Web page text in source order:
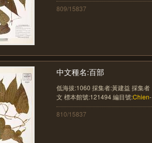
809/15837
中文種名:百部
低海拔:1060 採集者:黃建益 採集者
文 標本館號:121494 編目號:Chien
810/15837